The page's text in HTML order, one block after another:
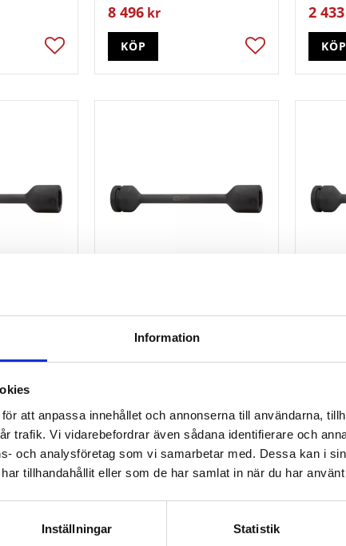
Information
att anpassa innehållet och annonserna till användarna,
trafik. Vi vidarebefordrar även sådana identifierare och
och analysföretag som vi samarbetar med. Dessa kan i
tillhandahållit eller som de har samlat in när du har
Inställningar Statistik
Lägg till i favoriter
8 496 kr
Lägg till i
KÖP
2 433
KÖP
XL 27mm, 450Nm
Lägg till i favoriter Lägg till i
KÖP KÖP